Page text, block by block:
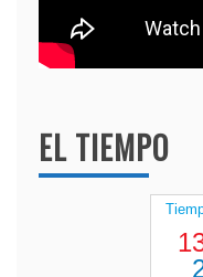
EL TIEMPO